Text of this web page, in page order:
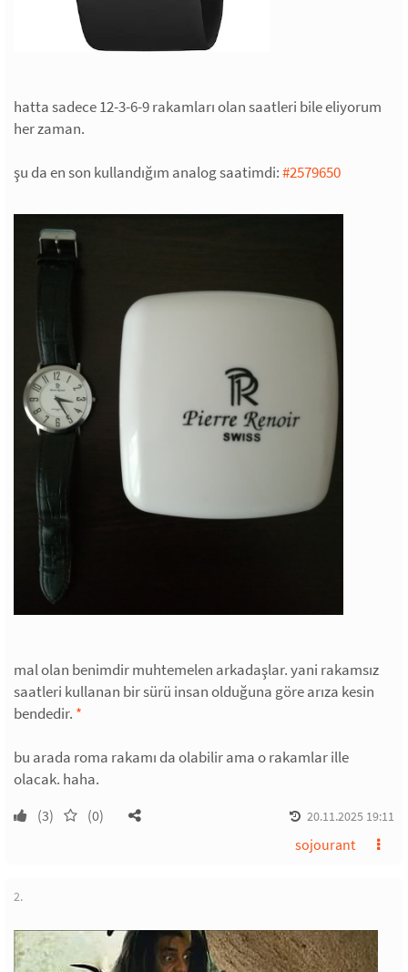
hatta sadece 12-3-6-9 rakamları olan saatleri bile eliyorum
her zaman.
şu da en son kullandığım analog saatimdi:#2579650
mal olan benimdir muhtemelen arkadaşlar. yani rakamsız
saatleri kullanan bir sürü insan olduğuna göre arıza kesin
bendedir. *
bu arada roma rakamı da olabilir ama o rakamlar ille
olacak. haha.
(3) (0) 20.11.2025 19:11
sojourant
2.